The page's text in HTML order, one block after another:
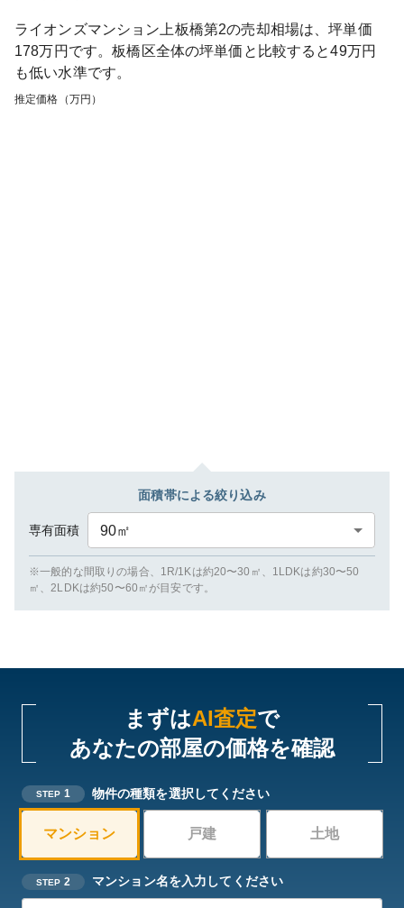
ライオンズマンション上板橋第2の売却相場は、坪単価
178万円です。板橋区全体の坪単価と比較すると49万円
も低い水準です。
推定価格（万円）
面積帯による絞り込み
専有面積 90㎡
※一般的な間取りの場合、1R/1Kは約20〜30㎡、1LDKは約30〜50
㎡、2LDKは約50〜60㎡が目安です。
まずはAI査定で
あなたの部屋の価格を確認
STEP 1 物件の種類を選択してください
マンション 戸建 土地
STEP 2 マンション名を入力してください